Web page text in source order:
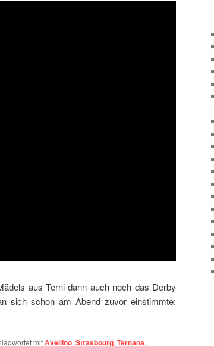
aus Terni dann auch noch das Derby
sich schon am Abend zuvor einstimmte:
mitAvellino, Strasbourg, Ternana,